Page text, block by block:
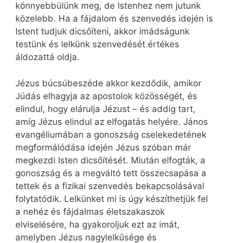
könnyebbülünk meg, de Istenhez nem jutunk
közelebb. Ha a fájdalom és szenvedés idején is
Istent tudjuk dicsőíteni, akkor imádságunk
testünk és lelkünk szenvedését értékes
áldozattá oldja.
Jézus búcsúbeszéde akkor kezdődik, amikor
Júdás elhagyja az apostolok közösségét, és
elindul, hogy elárulja Jézust – és addig tart,
amíg Jézus elindul az elfogatás helyére. János
evangéliumában a gonoszság cselekedetének
megformálódása idején Jézus szóban már
megkezdi Isten dicsőítését. Miután elfogták, a
gonoszság és a megváltó tett összecsapása a
tettek és a fizikai szenvedés bekapcsolásával
folytatódik. Lelkünket mi is úgy készíthetjük fel
a nehéz és fájdalmas életszakaszok
elviselésére, ha gyakoroljuk ezt az imát,
amelyben Jézus nagylelkűsége és